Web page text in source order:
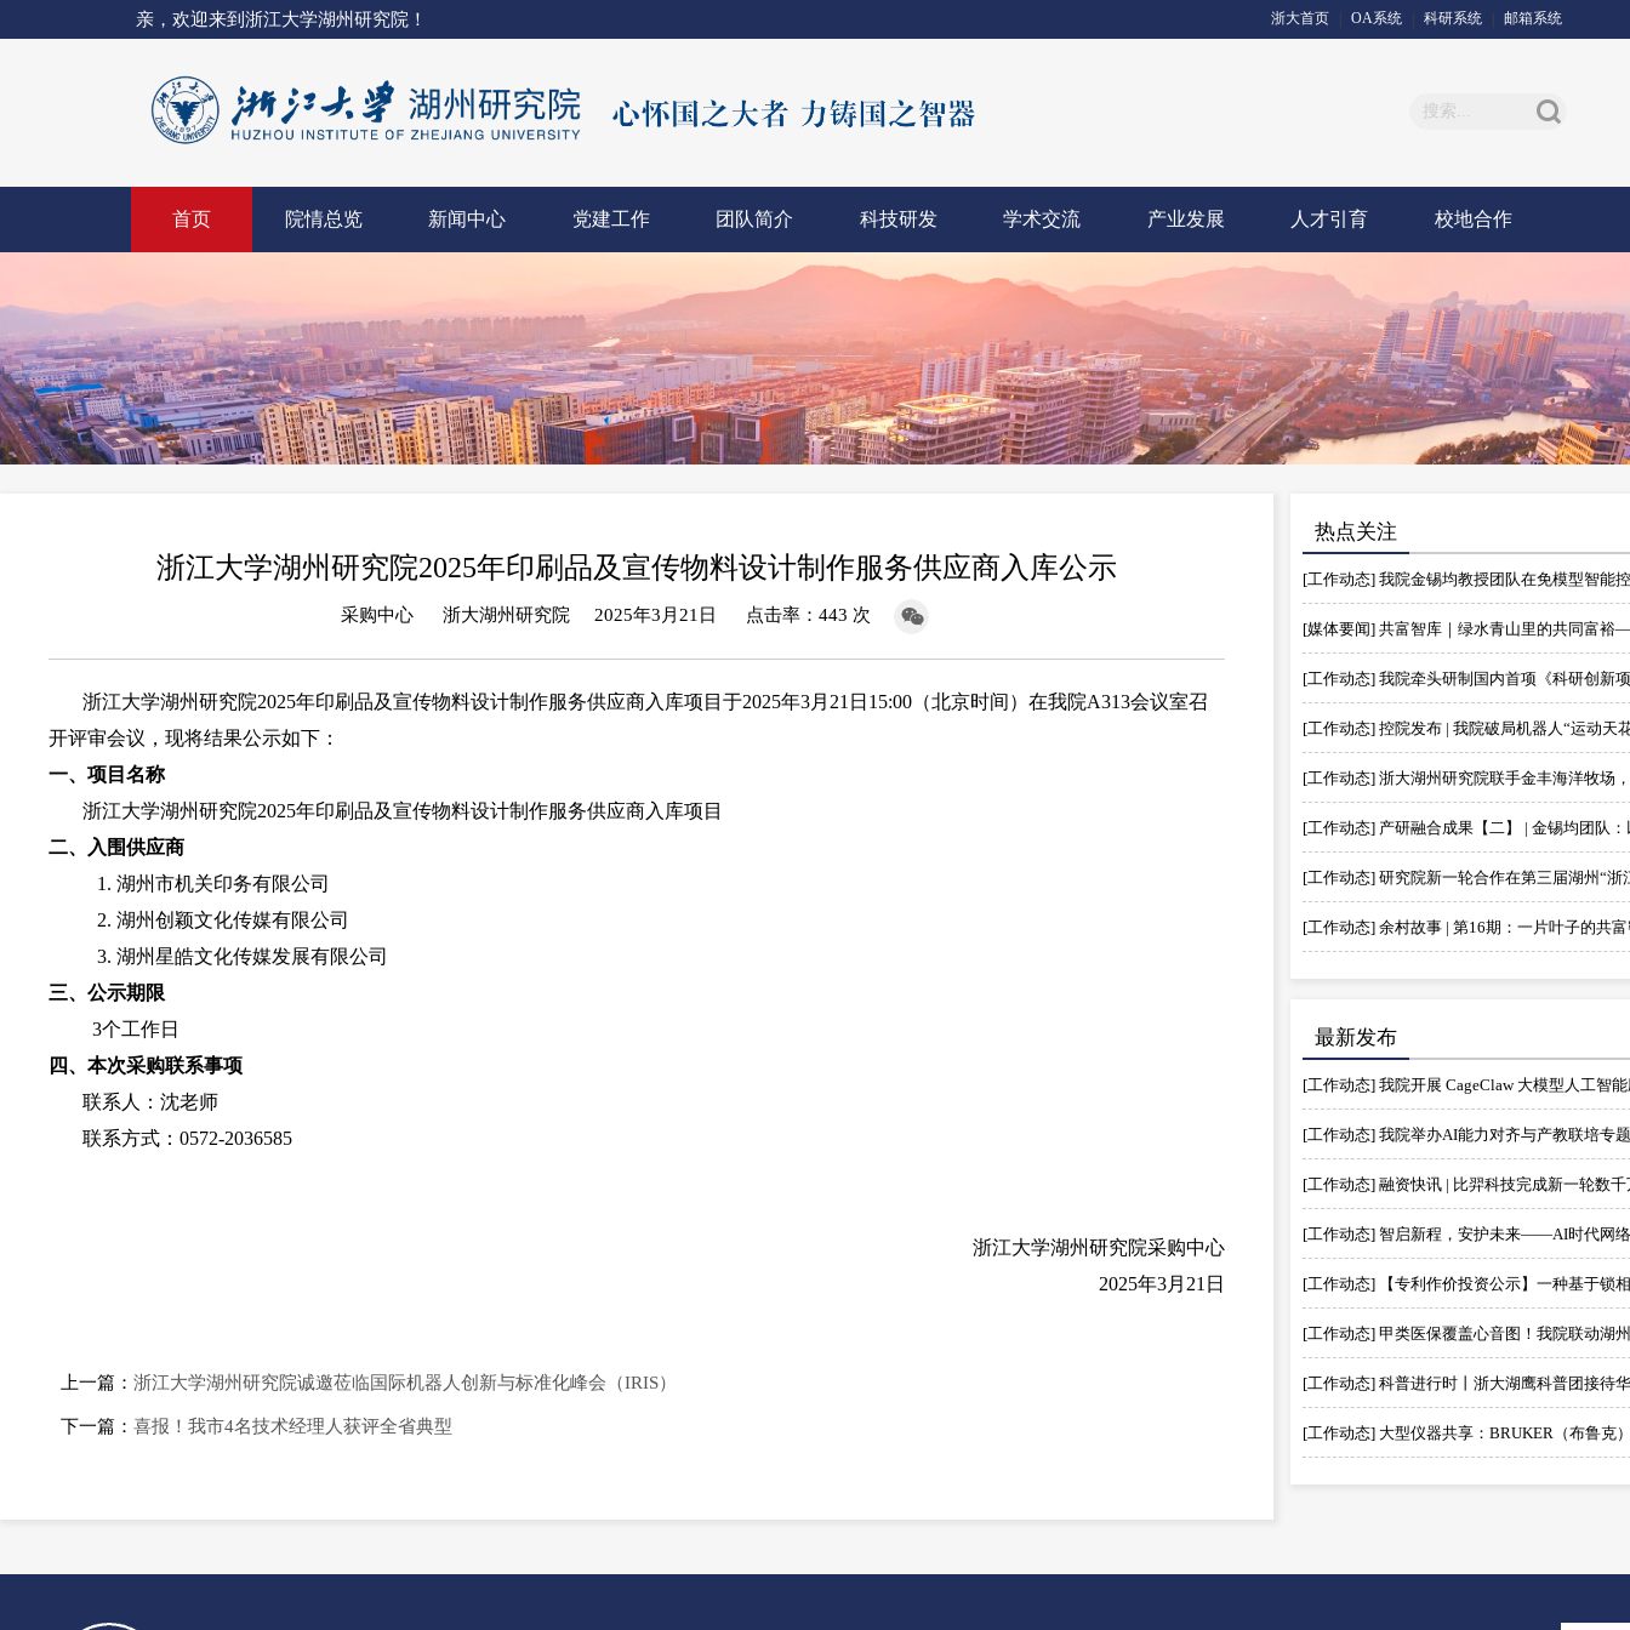
亲，欢迎来到浙江大学湖州研究院！ 邮箱系统
科研系统
OA系统
浙大首页
首页 院情总览 新闻中心 党建工作 团队简介 科技研发 学术交流 产业发展 人才引育 校地合作
浙江大学湖州研究院2025年印刷品及宣传物料设计制作服务供应商入库公示
采购中心 浙大湖州研究院 2025年3月21日 点击率：443 次
浙江大学湖州研究院2025年印刷品及宣传物料设计制作服务供应商入库项目于2025年3月21日15:00（北京时间）在我院A313会议室召
开评审会议，现将结果公示如下：
一、项目 名称
浙江大学湖州研究院2025年印刷品及宣传物料设计制作服务供应商入库项目
二、
入围供应商
1. 湖州市机关印务有限公司
2. 湖州创颖文化传媒有限公司
3. 湖州星皓文化传媒发展有限公司
三、 公示期限
3个工作日
四、 本次采购联系事项
联系人：沈老师
联系方式： 0572-2036585
浙江大学湖州研究院采购中心
2025年3月 21日
上一篇： 浙江大学湖州研究院诚邀莅临国际机器人创新与标准化峰会（IRIS）
下一篇： 喜报！我市4名技术经理人获评全省典型
热点关注
[工作动态] 余村故事 | 第16期：一片叶子的共
最新发布
[工作动态] 我院举办AI能力对齐与产教联培专